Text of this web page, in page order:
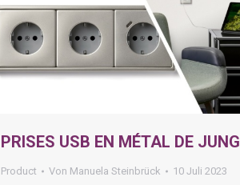
PRISES USB EN MÉTAL DE JUNG
Product Von Manuela Steinbrück 10 Juli 2023